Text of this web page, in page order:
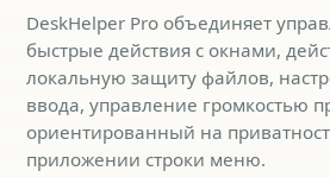
DeskHelper Pro объединяет
быстрые действия с окнами,
локальную защиту файлов,
ввода, управление громкостью
ориентированный на
приложении строки меню.